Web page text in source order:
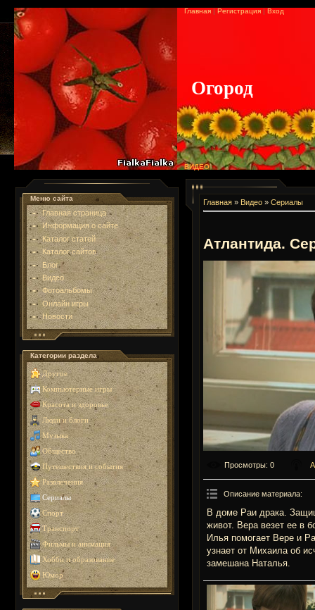
Главная | Регистрация | Вход
Огород
ВИДЕО
Меню сайта
Главная страница
Информация о сайте
Каталог статей
Каталог сайтов
Блог
Видео
Фотоальбомы
Онлайн игры
Новости
Категории раздела
Другое
Компьютерные игры
Красота и здоровье
Люди и блоги
Музыка
Общество
Путешествия и события
Развлечения
Сериалы
Спорт
Транспорт
Фильмы и анимация
Хобби и образование
Юмор
Главная » Видео » Сериалы
Атлантида.
Просмотры: 0
Описание материала:
В доме Раи драка.
живот. Вера везет ее в
Илья помогает Вере и
узнает от Михаила об
замешана Наталья.